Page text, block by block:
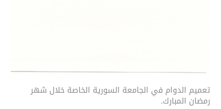
تعميم الدوام في الجامعة السورية الخاصة خلال شهر
رمضان المبارك.